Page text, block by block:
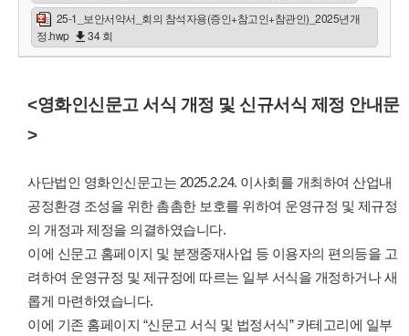
25-1_보안서약서_회의 참석자용(증인+참고인+참관인)_2025년개
정.hwp
34 회
<영화인신문고 서식 개정 및 신규서식 제정 안내문
>
사단법인 영화인신문고는 2025.2.24. 이사회를 개최하여 산업내
공정환경 조성을 위한 촘촘한 보호를 위하여 운영규정 및 제규정
의 개정과 제정을 의결하였습니다.
이에 신문고 홈페이지 및 분쟁중재사업 등 이용자의 편의등을 고
려하여 운영규정 및 제규정에 따르는 일부 서식을 개정하거나 새
롭게 마련하였습니다.
이에 기존 홈페이지 “신문고 서식 및 법정서식” 카테고리에 일부